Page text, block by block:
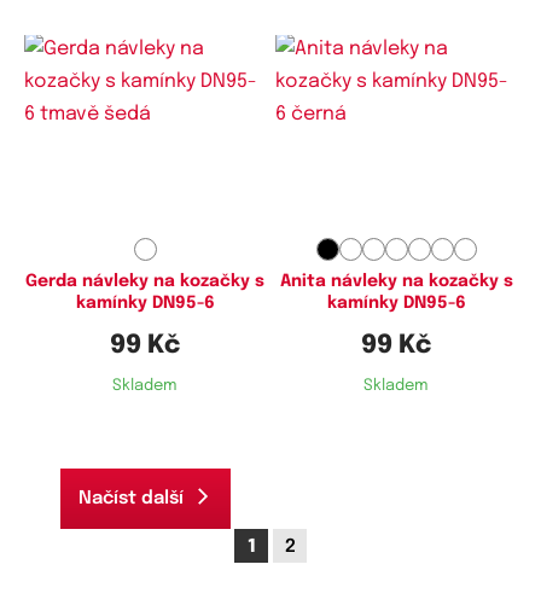
Gerda návleky na kozačky s
kamínky DN95-6
99 Kč
Skladem
Anita návleky na kozačky s
kamínky DN95-6
99 Kč
Skladem
Načíst další
1 2